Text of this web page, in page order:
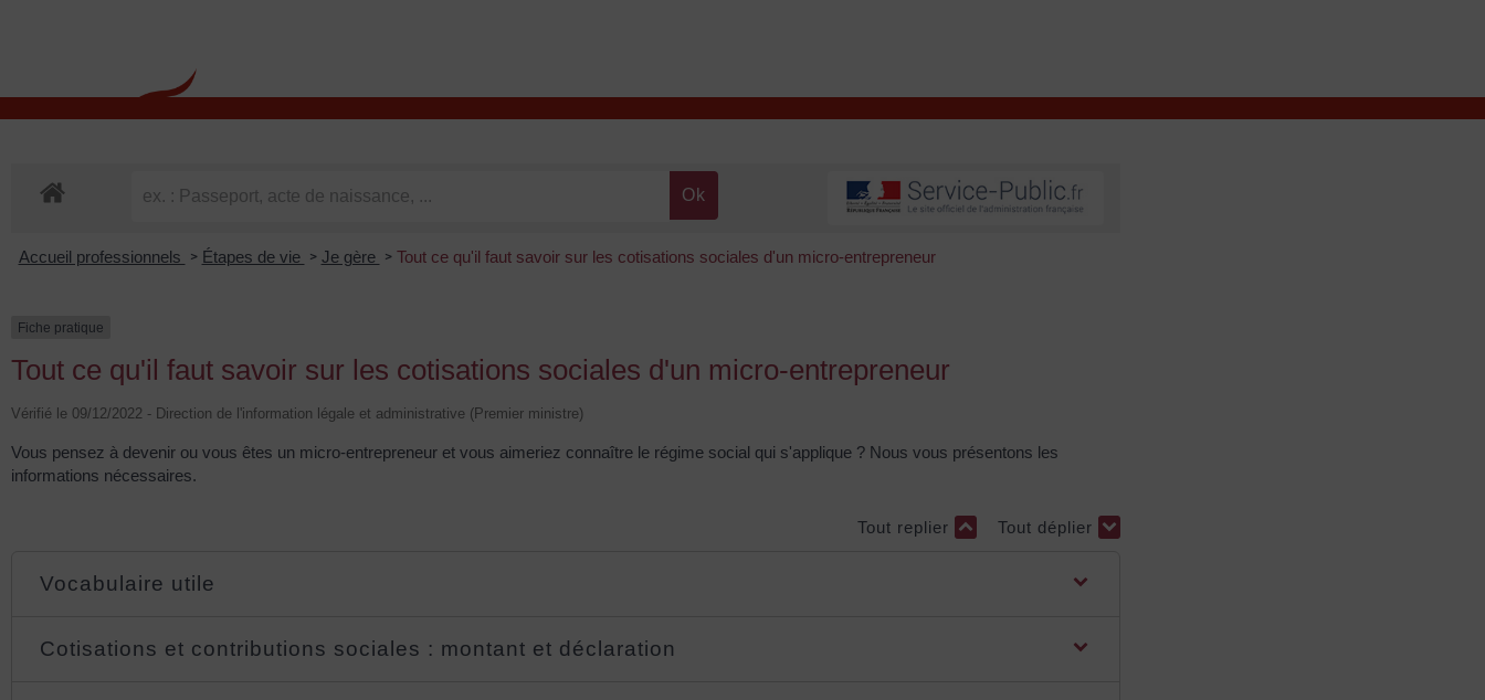
Accueil professionnels > Étapes de vie > Je gère > Tout ce qu'il faut savoir sur les cotisations sociales d'un micro-entrepreneur
Fiche pratique
Tout ce qu'il faut savoir sur les cotisations sociales d'un micro-entrepreneur
Vérifié le 09/12/2022 - Direction de l'information légale et administrative (Premier ministre)
Vous pensez à devenir ou vous êtes un micro-entrepreneur et vous aimeriez connaître le régime social qui s'applique ? Nous vous présentons les
informations nécessaires.
Tout replier Tout déplier
Vocabulaire utile
Cotisations et contributions sociales : montant et déclaration